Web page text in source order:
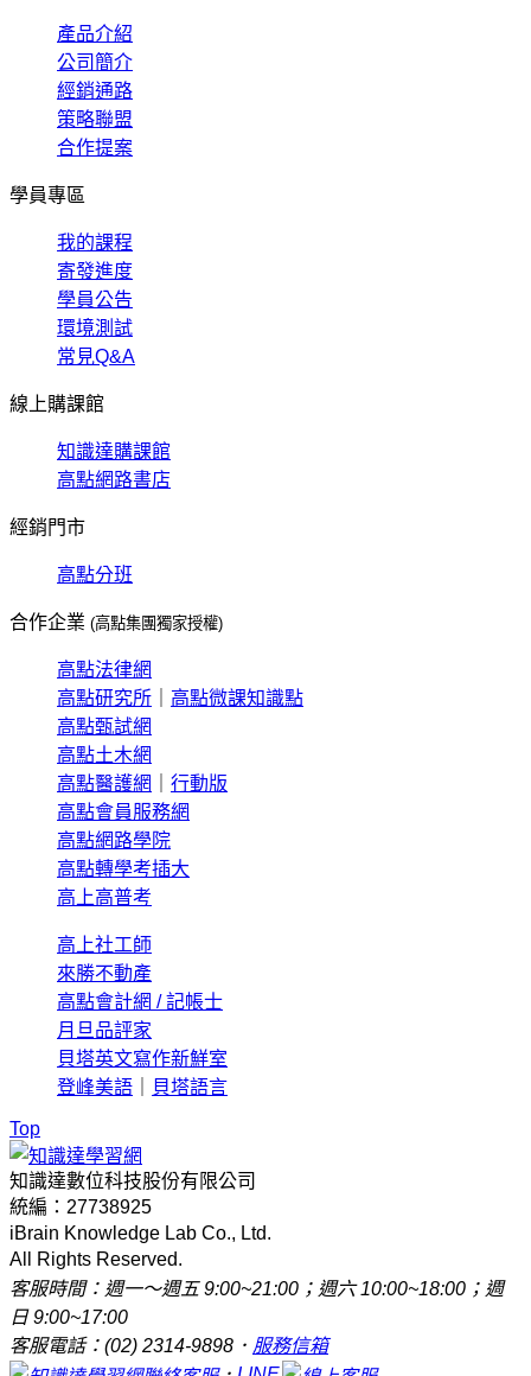
產品介紹
公司簡介
經銷通路
策略聯盟
合作提案
學員專區
我的課程
寄發進度
學員公告
環境測試
常見Q&A
線上購課館
知識達購課館
高點網路書店
經銷門市
高點分班
合作企業 (高點集團獨家授權)
高點法律網
高點研究所
高點微課知識點
高點甄試網
高點土木網
高點醫護網
行動版
高點會員服務網
高點網路學院
高點轉學考插大
高上高普考
高上社工師
來勝不動產
高點會計網 / 記帳士
月旦品評家
貝塔英文寫作新鮮室
登峰美語
貝塔語言
Top
知識達數位科技股份有限公司
統編：27738925
iBrain Knowledge Lab Co., Ltd.
All Rights Reserved.
客服時間：週一～週五 9:00~21:00；週六 10:00~18:00；週
日 9:00~17:00
客服電話：(02) 2314-9898． 服務信箱